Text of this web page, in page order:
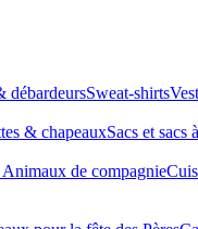
débardeursSweat-shirts
& chapeauxSacs et sacs
Animaux de compagnie